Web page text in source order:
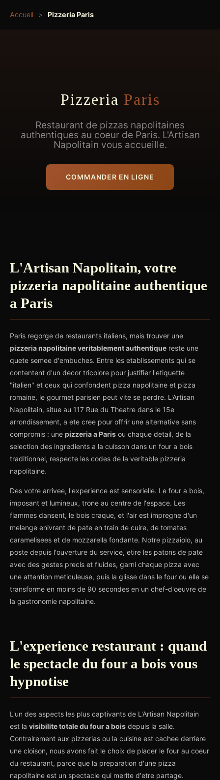
Accueil > Pizzeria Paris
Pizzeria Paris
Restaurant de pizzas napolitaines
authentiques au coeur de Paris. L'Artisan
Napolitain vous accueille.
COMMANDER EN LIGNE
L'Artisan Napolitain, votre
pizzeria napolitaine authentique
a Paris
Paris regorge de restaurants italiens, mais trouver une
pizzeria napolitaine veritablement authentique reste une
quete semee d'embuches. Entre les etablissements qui se
contentent d'un decor tricolore pour justifier l'etiquette
"italien" et ceux qui confondent pizza napolitaine et pizza
romaine, le gourmet parisien peut vite se perdre. L'Artisan
Napolitain, situe au 117 Rue du Theatre dans le 15e
arrondissement, a ete cree pour offrir une alternative sans
compromis : une pizzeria a Paris ou chaque detail, de la
selection des ingredients a la cuisson dans un four a bois
traditionnel, respecte les codes de la veritable pizzeria
napolitaine.
Des votre arrivee, l'experience est sensorielle. Le four a bois,
imposant et lumineux, trone au centre de l'espace. Les
flammes dansent, le bois craque, et l'air est impregne d'un
melange enivrant de pate en train de cuire, de tomates
caramelisees et de mozzarella fondante. Notre pizzaiolo, au
poste depuis l'ouverture du service, etire les patons de pate
avec des gestes precis et fluides, garni chaque pizza avec
une attention meticuleuse, puis la glisse dans le four ou elle se
transforme en moins de 90 secondes en un chef-d'oeuvre de
la gastronomie napolitaine.
L'experience restaurant : quand
le spectacle du four a bois vous
hypnotise
L'un des aspects les plus captivants de L'Artisan Napolitain
est la visibilite totale du four a bois depuis la salle.
Contrairement aux pizzerias ou la cuisine est cachee derriere
une cloison, nous avons fait le choix de placer le four au coeur
du restaurant, parce que la preparation d'une pizza
napolitaine est un spectacle qui merite d'etre partage.